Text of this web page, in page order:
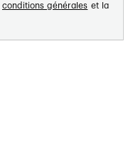
conditions générales et la